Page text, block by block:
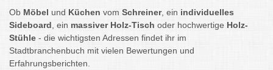
Ob Möbel und Küchen vom Schreiner, ein individuelles
Sideboard , ein massiver Holz-Tisch oder hochwertige Holz-
Stühle - die wichtigsten Adressen findet ihr im
Stadtbranchenbuch mit vielen Bewertungen und
Erfahrungsberichten.